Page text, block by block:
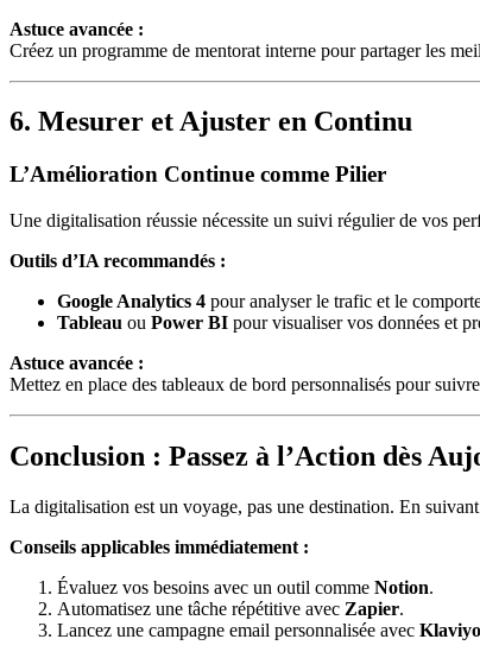
Astuce avancée :
Créez un programme de mentorat interne pour partager les
6. Mesurer et Ajuster en Continu
L’Amélioration Continue comme Pilier
Une digitalisation réussie nécessite un suivi régulier de vos
Outils d’IA recommandés :
Google Analytics 4 pour analyser le trafic et le
Tableau ou Power BI pour visualiser vos données et
Astuce avancée :
Mettez en place des tableaux de bord personnalisés pour
Conclusion : Passez à l’Action dès
La digitalisation est un voyage, pas une destination. En
Conseils applicables immédiatement :
Évaluez vos besoins avec un outil comme Notion.
Automatisez une tâche répétitive avec Zapier.
Lancez une campagne email personnalisée avec Klaviyo